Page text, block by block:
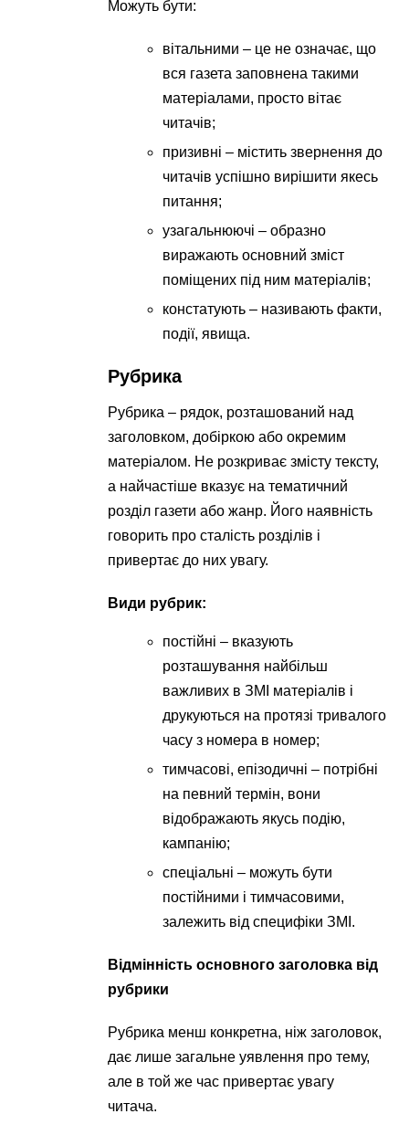
Можуть бути:
вітальними – це не означає, що
вся газета заповнена такими
матеріалами, просто вітає
читачів;
призивні – містить звернення до
читачів успішно вирішити якесь
питання;
узагальнюючі – образно
виражають основний зміст
поміщених під ним матеріалів;
констатують – називають факти,
події, явища.
Рубрика
Рубрика – рядок, розташований над
заголовком, добіркою або окремим
матеріалом. Не розкриває змісту тексту,
а найчастіше вказує на тематичний
розділ газети або жанр. Його наявність
говорить про сталість розділів і
привертає до них увагу.
Види рубрик:
постійні – вказують
розташування найбільш
важливих в ЗМІ матеріалів і
друкуються на протязі тривалого
часу з номера в номер;
тимчасові, епізодичні – потрібні
на певний термін, вони
відображають якусь подію,
кампанію;
спеціальні – можуть бути
постійними і тимчасовими,
залежить від специфіки ЗМІ.
Відмінність основного заголовка від
рубрики
Рубрика менш конкретна, ніж заголовок,
дає лише загальне уявлення про тему,
але в той же час привертає увагу
читача.